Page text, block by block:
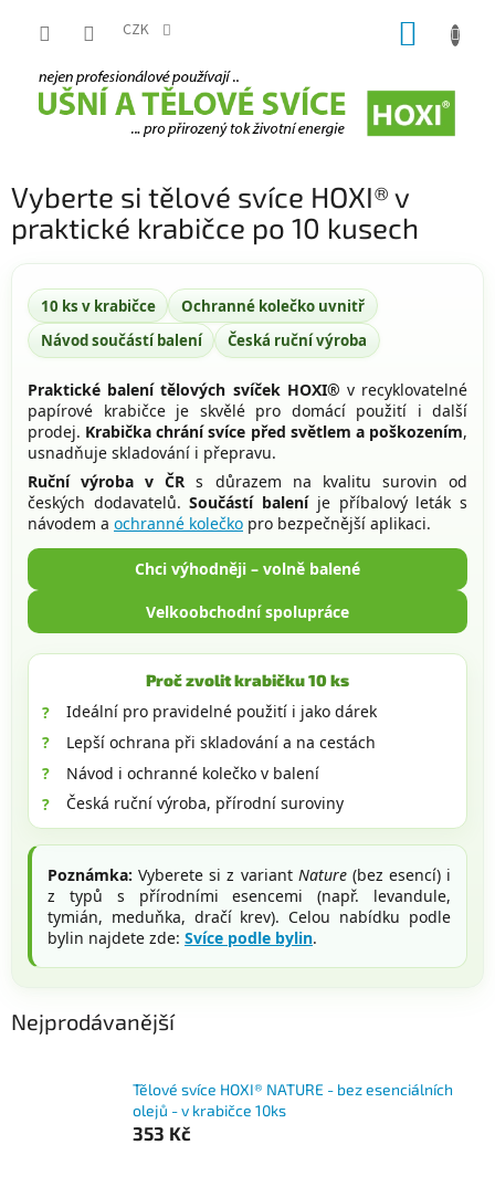
CZK
Vyberte si tělové svíce HOXI® v
praktické krabičce po 10 kusech
10 ks v krabičce
Ochranné kolečko uvnitř
Návod součástí balení
Česká ruční výroba
Praktické balení tělových svíček HOXI® v recyklovatelné
papírové krabičce je skvělé pro domácí použití i další
prodej. Krabička chrání svíce před světlem a poškozením,
usnadňuje skladování i přepravu.
Ruční výroba v ČR s důrazem na kvalitu surovin od
českých dodavatelů.Součástí baleníje příbalový leták s
návodem a ochranné kolečko pro bezpečnější aplikaci.
Chci výhodněji – volně balené
Velkoobchodní spolupráce
Proč zvolit krabičku 10 ks
Ideální pro pravidelné použití i jako dárek
Lepší ochrana při skladování a na cestách
Návod i ochranné kolečko v balení
Česká ruční výroba, přírodní suroviny
Poznámka: Vyberete si z variant Nature(bez esencí) i
z typů s přírodními esencemi (např. levandule,
tymián, meduňka, dračí krev). Celou nabídku podle
bylin najdete zde: Svíce podle bylin.
Nejprodávanější
Tělové svíce HOXI® NATURE - bez esenciálních
olejů - v krabičce 10ks
353 Kč